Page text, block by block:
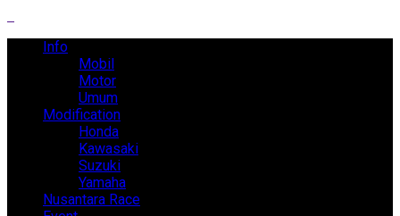
Info
Mobil
Motor
Umum
Modification
Honda
Kawasaki
Suzuki
Yamaha
Nusantara Race